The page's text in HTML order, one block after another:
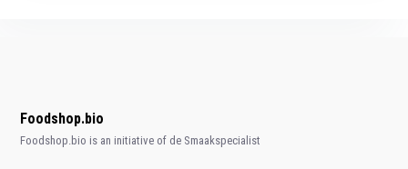
Foodshop.bio
Foodshop.bio is an initiative of de Smaakspecialist